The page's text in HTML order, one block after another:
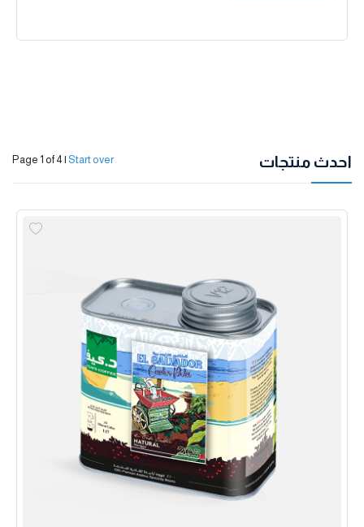
احدث منتجات Page 1 of 4 | Start over